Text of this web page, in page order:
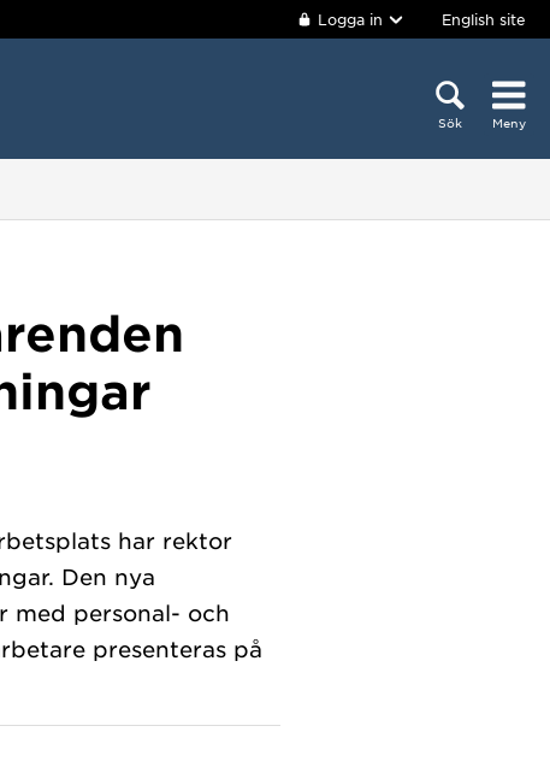
Logga in English site
Sök Meny
har rektor
Den nya
med personal- och
presenteras på